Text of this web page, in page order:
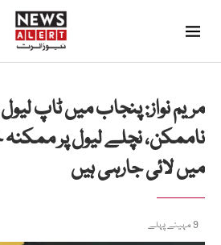
مریم نواز: پنجاب میں ٹاپ
ناممکن، نچلے لیول پر
میں لائی جارہی ہیں
9 مہینے پہلے